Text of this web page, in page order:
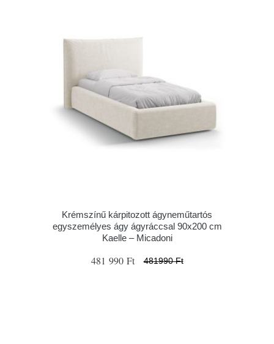
Krémszínű kárpitozott ágyneműtartós
egyszemélyes ágy ágyráccsal 90x200 cm
Kaelle – Micadoni
481 990 Ft 481990 Ft